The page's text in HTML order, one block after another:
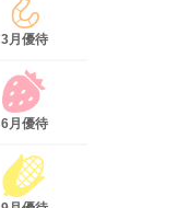
3月優待
6月優待